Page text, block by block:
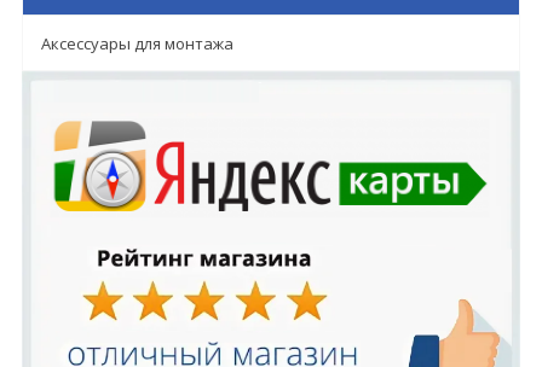
Аксессуары для монтажа